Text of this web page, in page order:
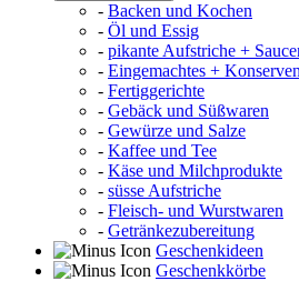
- Backen und Kochen
- Öl und Essig
- pikante Aufstriche +
- Eingemachtes + Konserven
- Fertiggerichte
- Gebäck und Süßwaren
- Gewürze und Salze
- Kaffee und Tee
- Käse und Milchprodukte
- süsse Aufstriche
- Fleisch- und Wurstwaren
- Getränkezubereitung
Geschenkideen
Geschenkkörbe